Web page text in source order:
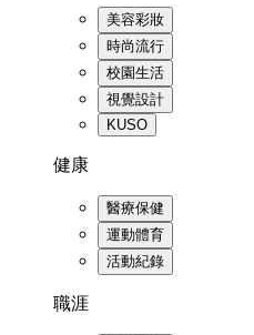
美容彩妝
時尚流行
校園生活
視覺設計
KUSO
健康
醫療保健
運動體育
活動紀錄
職涯